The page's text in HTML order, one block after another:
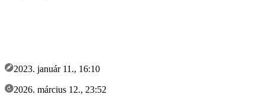
2023. január 11., 16:10
2026. március 12., 23:52